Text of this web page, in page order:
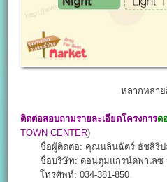
หลากหลา
ติดต่อสอบถามรายละเอียดโครงการด
TOWN CENTER)
ชื่อผู้ติดต่อ: คุณนลินฉัตร์ ธัชสิริป
ชื่อบริษัท: ดอนตูมแกรน์ดพาเลซ
โทรศัพท์: 034-381-850